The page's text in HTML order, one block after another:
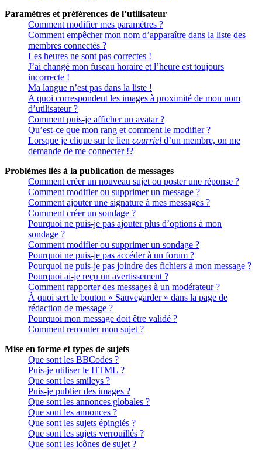
Paramètres et préférences de l’utilisateur
Comment modifier mes paramètres ?
Comment empêcher mon nom d’apparaître dans la liste des
membres connectés ?
Les heures ne sont pas correctes !
J’ai changé mon fuseau horaire et l’heure est toujours
incorrecte !
Ma langue n’est pas dans la liste !
A quoi correspondent les images à proximité de mon nom
d’utilisateur ?
Comment puis-je afficher un avatar ?
Qu’est-ce que mon rang et comment le modifier ?
Lorsque je clique sur le lien courriel d’un membre, on me
demande de me connecter !?
Problèmes liés à la publication de messages
Comment créer un nouveau sujet ou poster une réponse ?
Comment modifier ou supprimer un message ?
Comment ajouter une signature à mes messages ?
Comment créer un sondage ?
Pourquoi ne puis-je pas ajouter plus d’options à mon
sondage ?
Comment modifier ou supprimer un sondage ?
Pourquoi ne puis-je pas accéder à un forum ?
Pourquoi ne puis-je pas joindre des fichiers à mon message ?
Pourquoi ai-je reçu un avertissement ?
Comment rapporter des messages à un modérateur ?
À quoi sert le bouton « Sauvegarder » dans la page de
rédaction de message ?
Pourquoi mon message doit être validé ?
Comment remonter mon sujet ?
Mise en forme et types de sujets
Que sont les BBCodes ?
Puis-je utiliser le HTML ?
Que sont les smileys ?
Puis-je publier des images ?
Que sont les annonces globales ?
Que sont les annonces ?
Que sont les sujets épinglés ?
Que sont les sujets verrouillés ?
Que sont les icônes de sujet ?